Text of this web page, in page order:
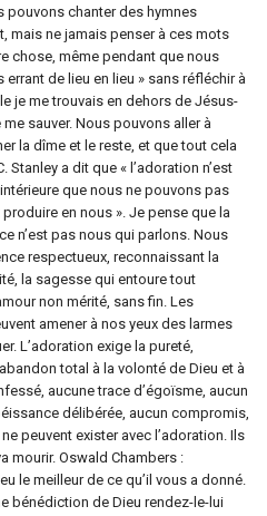
pouvons chanter des hymnes
mais ne jamais penser à ces mots
chose, même pendant que nous
errant de lieu en lieu » sans réfléchir à
je me trouvais en dehors de Jésus-
sauver. Nous pouvons aller à
la dîme et le reste, et que tout cela
Stanley a dit que « l’adoration n’est
que nous ne pouvons pas
en nous ». Je pense que la
n’est pas nous qui parlons. Nous
respectueux, reconnaissant la
la sagesse qui entoure tout
non mérité, sans fin. Les
amener à nos yeux des larmes
L’adoration exige la pureté,
total à la volonté de Dieu et à
aucune trace d’égoïsme, aucun
délibérée, aucun compromis,
peuvent exister avec l’adoration. Ils
mourir. Oswald Chambers :
le meilleur de ce qu’il vous a donné.
bénédiction de Dieu rendez-le-lui